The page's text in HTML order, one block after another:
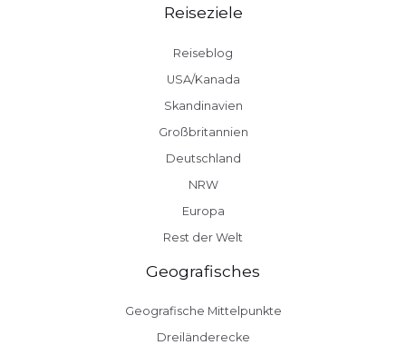
Reiseziele
Reiseblog
USA/Kanada
Skandinavien
Großbritannien
Deutschland
NRW
Europa
Rest der Welt
Geografisches
Geografische Mittelpunkte
Dreiländerecke